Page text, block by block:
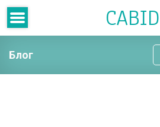
CABID
Блог